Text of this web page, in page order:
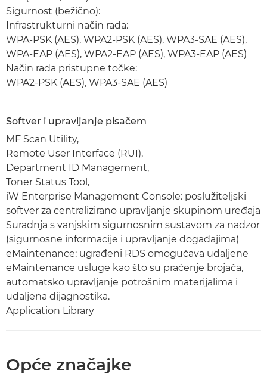
Sigurnost (bežično):
Infrastrukturni način rada:
WPA-PSK (AES), WPA2-PSK (AES), WPA3-SAE (AES),
WPA-EAP (AES), WPA2-EAP (AES), WPA3-EAP (AES)
Način rada pristupne točke:
WPA2-PSK (AES), WPA3-SAE (AES)
Softver i upravljanje pisačem
MF Scan Utility,
Remote User Interface (RUI),
Department ID Management,
Toner Status Tool,
iW Enterprise Management Console: poslužiteljski
softver za centralizirano upravljanje skupinom uređaja
Suradnja s vanjskim sigurnosnim sustavom za nadzor
(sigurnosne informacije i upravljanje događajima)
eMaintenance: ugrađeni RDS omogućava udaljene
eMaintenance usluge kao što su praćenje brojača,
automatsko upravljanje potrošnim materijalima i
udaljena dijagnostika.
Application Library
Opće značajke